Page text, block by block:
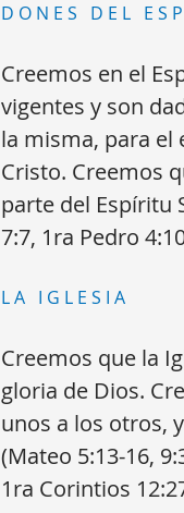
DONES DEL
Creemos en el
vigentes y son
la misma, para el
Cristo. Creemos
parte del Espíritu
7:7, 1ra Pedro
LA IGLESIA
Creemos que la
gloria de Dios.
unos a los otros,
(Mateo 5:13-16,
1ra Corintios